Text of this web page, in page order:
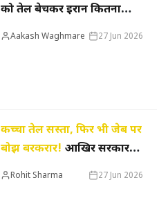
को तेल बेचकर ईरान कितना
कमाता है? जानिए एक बैरल से
Aakash Waghmare 27 Jun 2026
कच्चा तेल सस्ता, फिर भी जेब पर
बोझ बरकरार! आखिर सरकार
उपभोक्ताओं को राहत क्यों नहीं
Rohit Sharma 27 Jun 2026